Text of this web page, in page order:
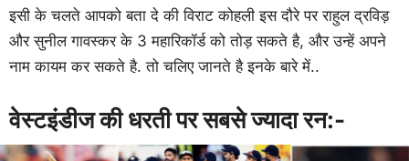
इसी के चलते आपको बता दे की विराट कोहली इस दौरे पर राहुल द्रविड़
और सुनील गावस्कर के 3 महारिकॉर्ड को तोड़ सकते है, और उन्हें अपने
नाम कायम कर सकते है. तो चलिए जानते है इनके बारे में..
वेस्टइंडीज की धरती पर सबसे ज्यादा रन:-